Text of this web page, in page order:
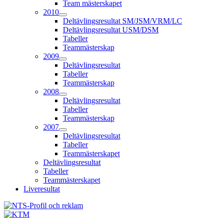
Team mästerskapet
2010
Deltävlingsresultat SM/JSM/VRM/LC
Deltävlingsresultat USM/DSM
Tabeller
Teammästerskap
2009
Deltävlingsresultat
Tabeller
Teammästerskap
2008
Deltävlingsresultat
Tabeller
Teammästerskap
2007
Deltävlingsresultat
Tabeller
Teammästerskapet
Deltävlingsresultat
Tabeller
Teammästerskapet
Liveresultat